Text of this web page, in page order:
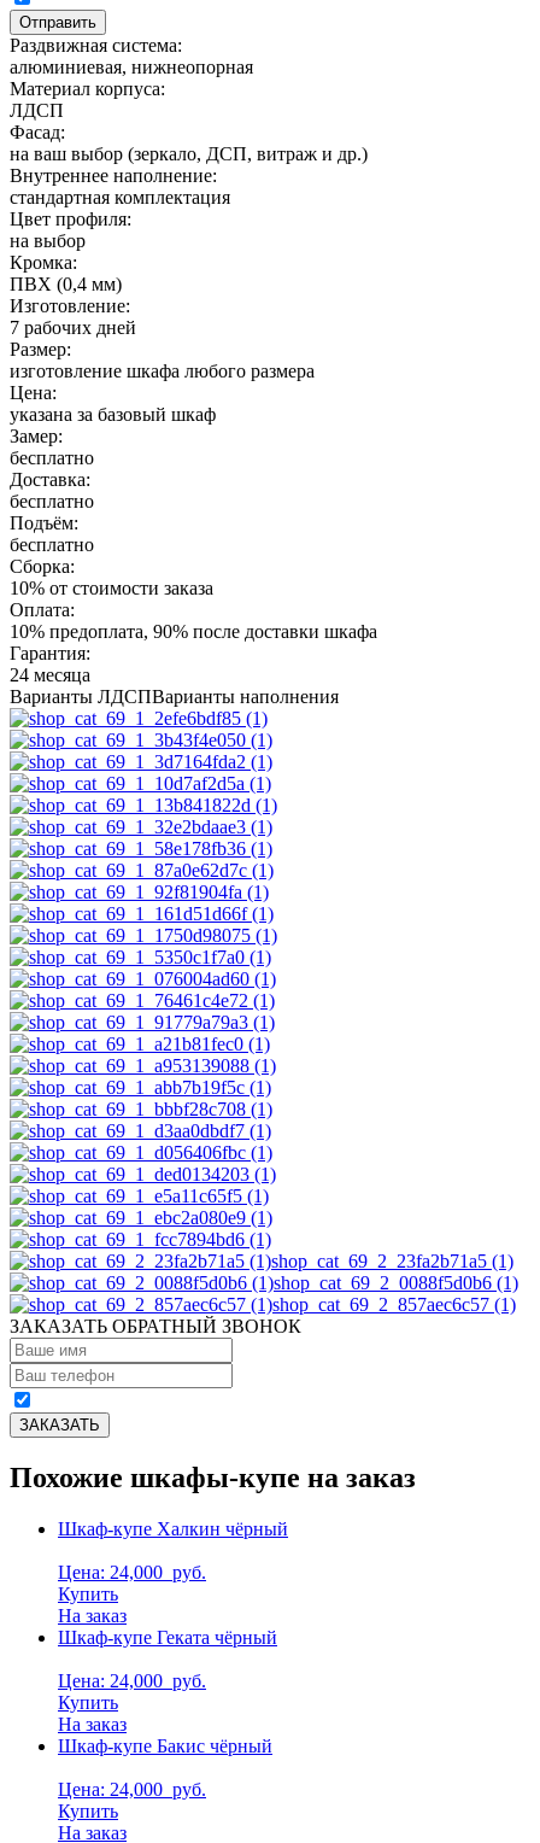
Раздвижная система:
алюминиевая, нижнеопорная
Материал корпуса:
ЛДСП
Фасад:
на ваш выбор (зеркало, ДСП, витраж и др.)
Внутреннее наполнение:
стандартная комплектация
Цвет профиля:
на выбор
Кромка:
ПВХ (0,4 мм)
Изготовление:
7 рабочих дней
Размер:
изготовление шкафа любого размера
Цена:
указана за базовый шкаф
Замер:
бесплатно
Доставка:
бесплатно
Подъём:
бесплатно
Сборка:
10% от стоимости заказа
Оплата:
10% предоплата, 90% после доставки шкафа
Гарантия:
24 месяца
Варианты ЛДСПВарианты наполнения
shop_cat_69_2_23fa2b71a5 (1)
shop_cat_69_2_0088f5d0b6 (1)
shop_cat_69_2_857aec6c57 (1)
ЗАКАЗАТЬ ОБРАТНЫЙ ЗВОНОК
Похожие шкафы-купе на заказ
Шкаф-купе Халкин чёрный
Цена: 24,000 руб.
Купить
На заказ
Шкаф-купе Геката чёрный
Цена: 24,000 руб.
Купить
На заказ
Шкаф-купе Бакис чёрный
Цена: 24,000 руб.
Купить
На заказ